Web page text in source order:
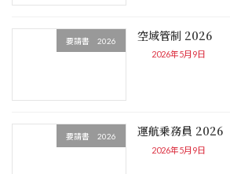
要請書 2026 空域管制 2026
2026年5月9日
要請書 2026 運航乗務員 2026
2026年5月9日